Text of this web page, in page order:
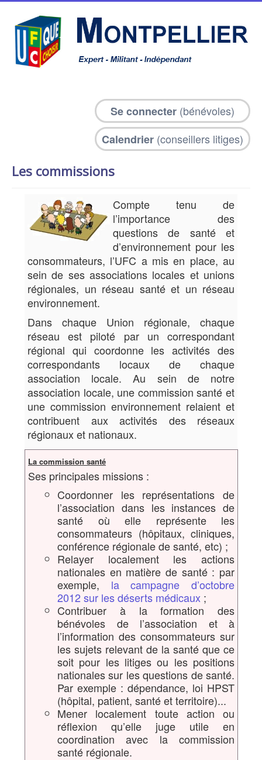
Se connecter (bénévoles)
Calendrier (conseillers litiges)
Les commissions
Compte tenu de
l’importance des
questions de santé et
d’environnement pour les
consommateurs, l’UFC a mis en place, au
sein de ses associations locales et unions
régionales, un réseau santé et un réseau
environnement.
Dans chaque Union régionale, chaque
réseau est piloté par un correspondant
régional qui coordonne les activités des
correspondants locaux de chaque
association locale. Au sein de notre
association locale, une commission santé et
une commission environnement relaient et
contribuent aux activités des réseaux
régionaux et nationaux.
La commission santé
Ses principales missions :
Coordonner les représentations de
l’association dans les instances de
santé où elle représente les
consommateurs (hôpitaux, cliniques,
conférence régionale de santé, etc) ;
Relayer localement les actions
nationales en matière de santé : par
exemple, la campagne d’octobre
2012 sur les déserts médicaux ;
Contribuer à la formation des
bénévoles de l’association et à
l’information des consommateurs sur
les sujets relevant de la santé que ce
soit pour les litiges ou les positions
nationales sur les questions de santé.
Par exemple : dépendance, loi HPST
(hôpital, patient, santé et territoire)...
Mener localement toute action ou
réflexion qu’elle juge utile en
coordination avec la commission
santé régionale.